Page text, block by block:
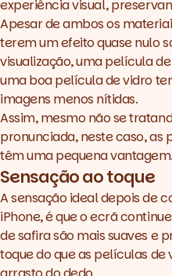
experiência visual,
Apesar de ambos os
terem um efeito quase nulo
visualização, uma película
uma boa película de vidro
imagens menos nítidas.
Assim, mesmo não se
pronunciada, neste caso,
têm uma pequena vantagem.
Sensação ao toque
A sensação ideal depois de
iPhone, é que o ecrã
de safira são mais suaves e
toque do que as películas